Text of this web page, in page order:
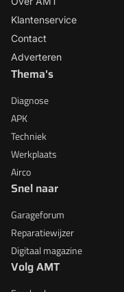
Klantenservice
Contact
Adverteren
Thema's
Diagnose
APK
Techniek
Werkplaats
Airco
Snel naar
Garageforum
Reparatiewijzer
Digitaal magazine
Volg AMT